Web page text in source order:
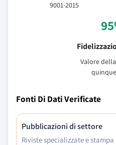
9001-2015
Valore
Fonti Di Dati Verificate
Pubblicazioni di settore
Riviste specializzate e